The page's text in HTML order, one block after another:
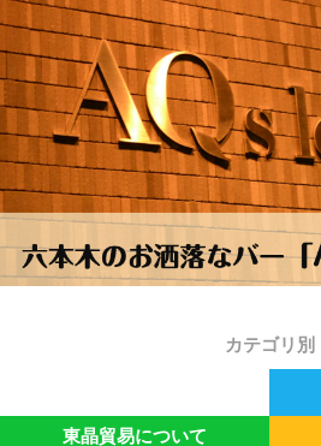
カテゴリ別
東晶貿易について